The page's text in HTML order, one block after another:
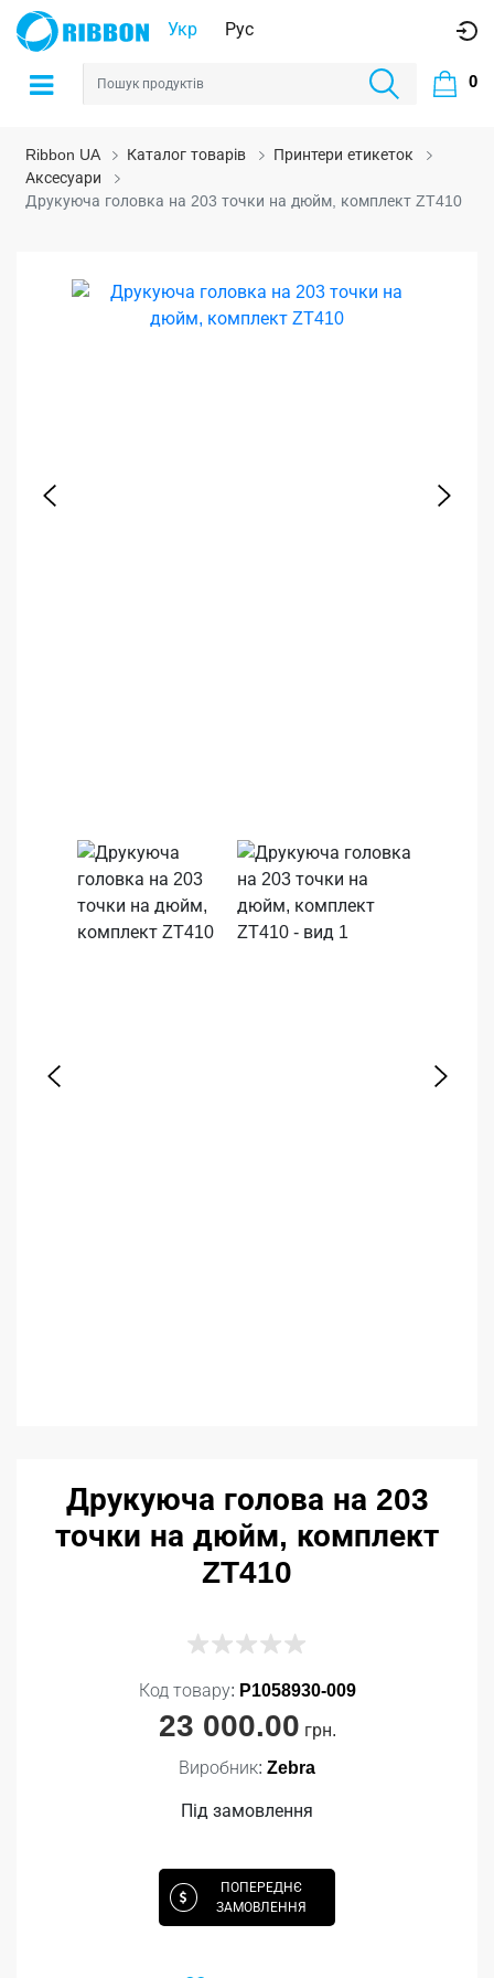
Укр Рус
0
Ribbon UA Каталог товарів
Принтери етикеток
Аксесуари
Друкуюча головка на 203 точки на дюйм, комплект ZT410
Друкуюча голова на 203
точки на дюйм, комплект
ZT410
Код товару: P1058930-009
23 000.00 грн.
Виробник: Zebra
Під замовлення
ПОПЕРЕДНЄ
ЗАМОВЛЕННЯ